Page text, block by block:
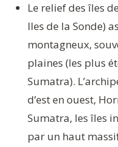
Le relief des îles
Iles de la Sonde)
montagneux,
plaines (les plus
Sumatra).
d’est en ouest,
Sumatra, les îles
par un haut